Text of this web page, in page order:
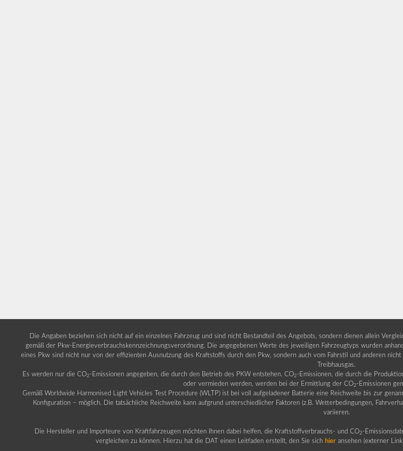
Die Angaben beziehen sich nicht auf ein einzelnes Fahrzeug und sind nicht Bestandteil des Angebots, sondern dienen allein
gemäß der Pkw-Energieverbrauchskennzeichnungsverordnung. Die angegebenen Werte des jeweiligen Fahrzeugtyps wurden
eines Pkw sind nicht nur von der effizienten Ausnutzung des Kraftstoffs durch den Pkw, sondern auch vom Fahrstil und anderen nicht
Treibhausgas.
Es werden nur die CO2 -Emissionen angegeben, die durch den Betrieb des PKW entstehen. CO2 -Emissionen, die durch die
oder vermieden werden, werden bei der Ermittlung der CO2 -Emissionen
Gemäß Worldwide Harmonised Light Vehicles Test Procedure (WLTP) ist bei voll aufgeladener Batterie eine Reichweite bis zur
Konfiguration – möglich. Die tatsächliche Reichweite kann aufgrund unterschiedlicher Faktoren (z.B. Wetterbedingungen,
variieren.
Die Hersteller und Importeure von Kraftfahrzeugen möchten Ihnen dabei helfen, die Kraftstoffverbrauchs- und CO2 -
vergleichen zu können. Hierzu hat die DAT einen Leitfaden erstellt, den Sie sich hier ansehen (externer